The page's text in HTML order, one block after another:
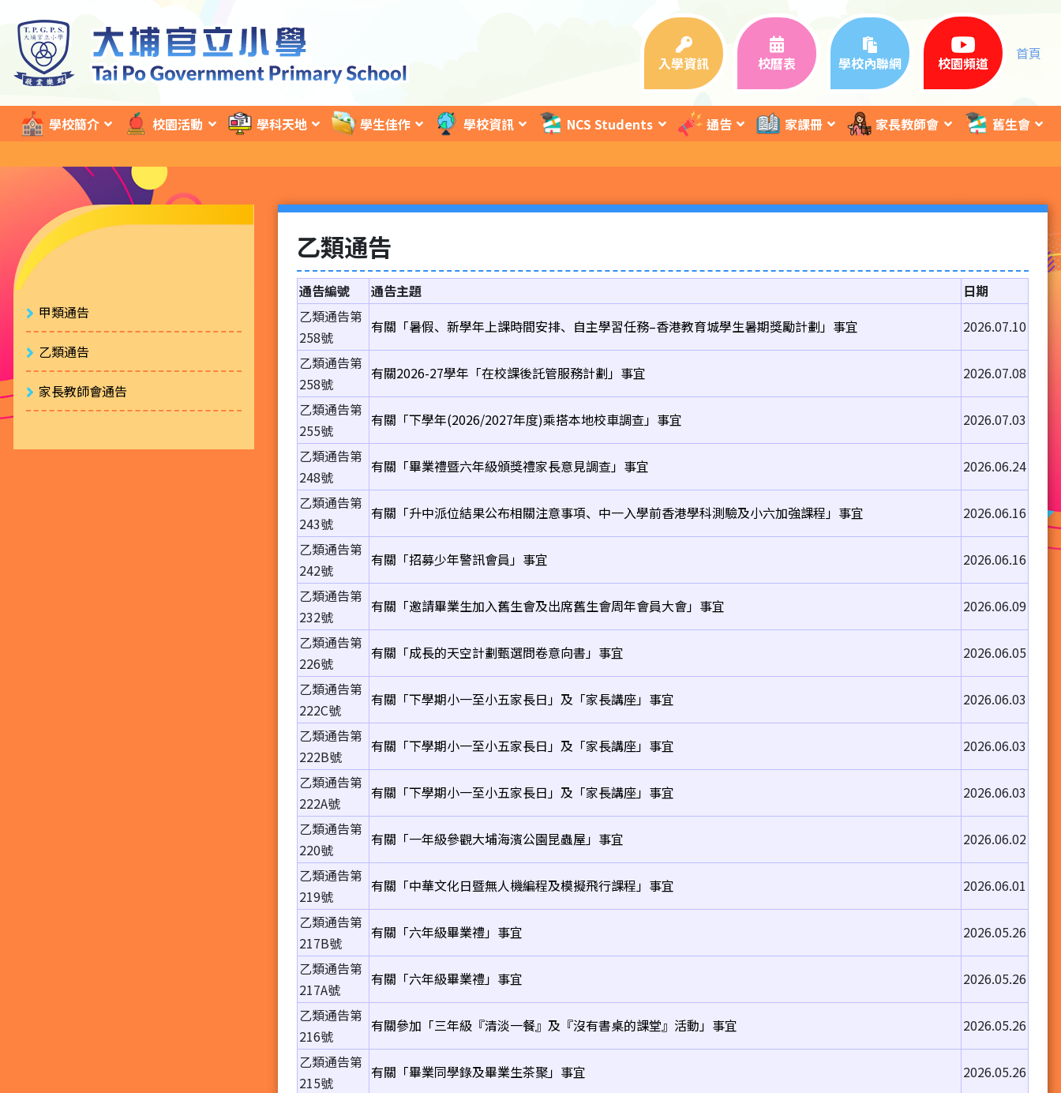
入學資訊 校曆表 學校內聯網 校園頻道
首頁
學校簡介 校園活動 學科天地 學生佳作 學校資訊 NCS Students 通告 家課冊 家長教師會 舊生會
甲類通告
乙類通告
家長教師會通告
乙類通告
通告編號 通告主題
日期
乙類通告第
258號
有關「暑假、新學年上課時間安排、自主學習任務–香港教育城學生暑期獎勵計劃」事宜
2026.07.10
乙類通告第
258號
有關2026-27學年「在校課後託管服務計劃」事宜
2026.07.08
乙類通告第
255號
有關「下學年(2026/2027年度)乘搭本地校車調查」事宜
2026.07.03
乙類通告第
248號
有關「畢業禮暨六年級頒獎禮家長意見調查」事宜
2026.06.24
乙類通告第
243號
有關「升中派位結果公布相關注意事項、中一入學前香港學科測驗及小六加強課程」事宜
2026.06.16
乙類通告第
242號
有關「招募少年警訊會員」事宜
2026.06.16
乙類通告第
232號
有關「邀請畢業生加入舊生會及出席舊生會周年會員大會」事宜
2026.06.09
乙類通告第
226號
有關「成長的天空計劃甄選問卷意向書」事宜
2026.06.05
乙類通告第
222C號
有關「下學期小一至小五家長日」及「家長講座」事宜
2026.06.03
乙類通告第
222B號
有關「下學期小一至小五家長日」及「家長講座」事宜
2026.06.03
乙類通告第
222A號
有關「下學期小一至小五家長日」及「家長講座」事宜
2026.06.03
乙類通告第
220號
有關「一年級參觀大埔海濱公園昆蟲屋」事宜
2026.06.02
乙類通告第
219號
有關「中華文化日暨無人機編程及模擬飛行課程」事宜
2026.06.01
乙類通告第
217B號
有關「六年級畢業禮」事宜
2026.05.26
乙類通告第
217A號
有關「六年級畢業禮」事宜
2026.05.26
乙類通告第
216號
有關參加「三年級『清淡一餐』及『沒有書桌的課堂』活動」事宜
2026.05.26
乙類通告第
215號
有關「畢業同學錄及畢業生茶聚」事宜
2026.05.26